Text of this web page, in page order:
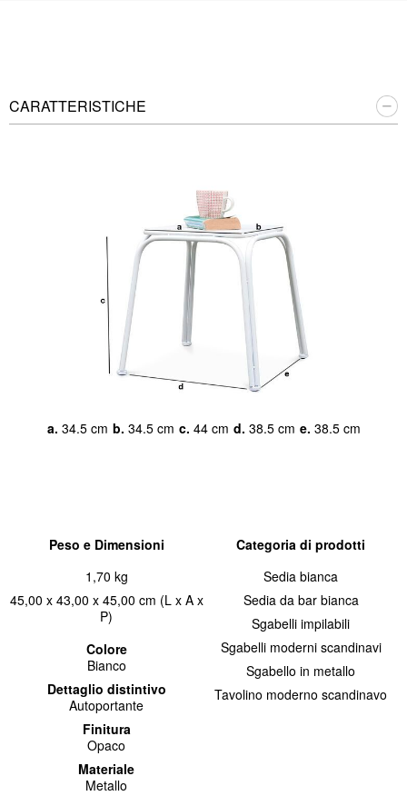
CARATTERISTICHE
a. 34.5 cm b. 34.5 cm c. 44 cm d. 38.5 cm e. 38.5 cm
Peso e Dimensioni
1,70 kg
45,00 x 43,00 x 45,00 cm (L x A x
P)
Colore
Bianco
Dettaglio distintivo
Autoportante
Finitura
Opaco
Materiale
Metallo
Categoria di prodotti
Sedia bianca
Sedia da bar bianca
Sgabelli impilabili
Sgabelli moderni scandinavi
Sgabello in metallo
Tavolino moderno scandinavo